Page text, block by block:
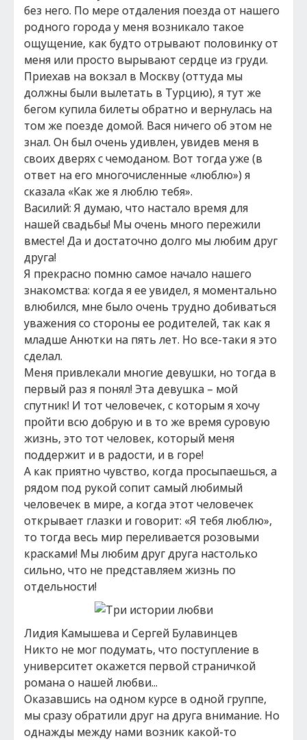
без него. По мере отдаления поезда от нашего
родного города у меня возникало такое
ощущение, как будто отрывают половинку от
меня или просто вырывают сердце из груди.
Приехав на вокзал в Москву (оттуда мы
должны были вылетать в Турцию), я тут же
бегом купила билеты обратно и вернулась на
том же поезде домой. Вася ничего об этом не
знал. Он был очень удивлен, увидев меня в
своих дверях с чемоданом. Вот тогда уже (в
ответ на его многочисленные «люблю») я
сказала «Как же я люблю тебя».
Василий: Я думаю, что настало время для
нашей свадьбы! Мы очень много пережили
вместе! Да и достаточно долго мы любим друг
друга!
Я прекрасно помню самое начало нашего
знакомства: когда я ее увидел, я моментально
влюбился, мне было очень трудно добиваться
уважения со стороны ее родителей, так как я
младше Анютки на пять лет. Но все-таки я это
сделал.
Меня привлекали многие девушки, но тогда в
первый раз я понял! Эта девушка – мой
спутник! И тот человечек, с которым я хочу
пройти всю добрую и в то же время суровую
жизнь, это тот человек, который меня
поддержит и в радости, и в горе!
А как приятно чувство, когда просыпаешься, а
рядом под рукой сопит самый любимый
человечек в мире, а когда этот человечек
открывает глазки и говорит: «Я тебя люблю»,
то тогда весь мир переливается розовыми
красками! Мы любим друг друга настолько
сильно, что не представляем жизнь по
отдельности!
Лидия Камышева и Сергей Булавинцев
Никто не мог подумать, что поступление в
университет окажется первой страничкой
романа о нашей любви...
Оказавшись на одном курсе в одной группе,
мы сразу обратили друг на друга внимание. Но
однажды между нами возник какой-то